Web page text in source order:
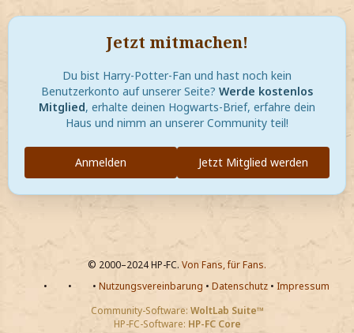
Jetzt mitmachen!
Du bist Harry-Potter-Fan und hast noch kein
Benutzerkonto auf unserer Seite? Werde kostenlos
Mitglied, erhalte deinen Hogwarts-Brief, erfahre dein
Haus und nimm an unserer Community teil!
Jetzt Mitglied werden
Anmelden
© 2000–2024 HP-FC. Von Fans, für Fans.
•
• • Nutzungsvereinbarung • Datenschutz• Impressum
Community-Software: WoltLab Suite™
HP-FC-Software: HP-FC Core